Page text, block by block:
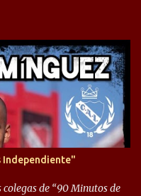
Independiente"
de “90 Minutos de